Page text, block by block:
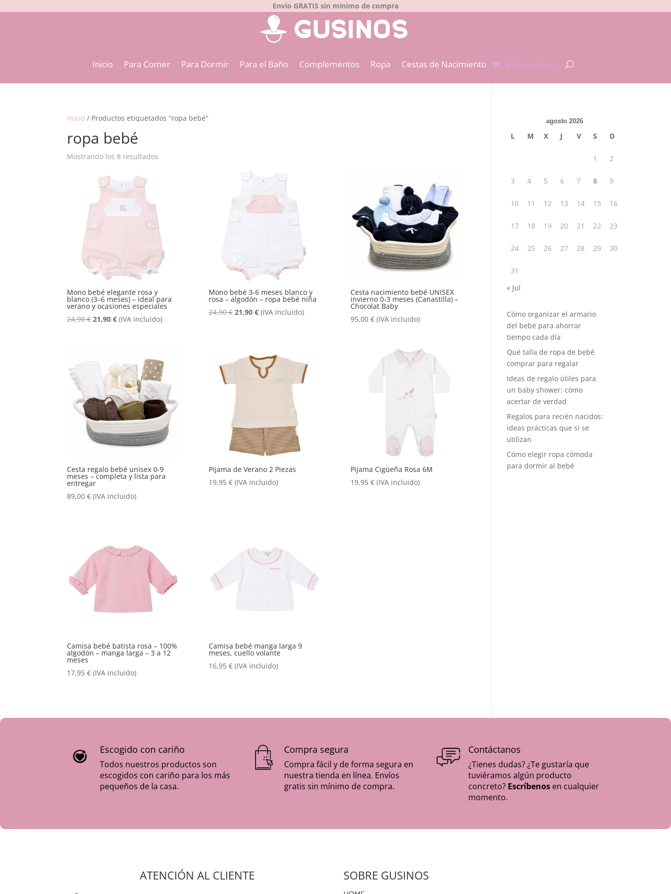
Envío GRATIS sin mínimo de compra
Inicio Para Comer Para Dormir Para el Baño Complementos Ropa Cestas de Nacimiento 0 elementos
Inicio / Productos etiquetados “ropa bebé”
ropa bebé
Mostrando los 8 resultados
Mono bebé elegante rosa y
blanco (3–6 meses) – ideal para
verano y ocasiones especiales
24,90€El
24,90 €.
21,90€El
21,90 €.
(IVA incluido)
Mono bebé 3-6 meses blanco y
rosa – algodón – ropa bebé niña
24,90€ El
24,90 €.
21,90 €El
21,90 €.
(IVA incluido)
Cesta nacimiento bebé UNISEX
invierno 0-3 meses (Canastilla) –
Chocolat Baby
95,00 € (IVA incluido)
Cesta regalo bebé unisex 0-9
meses – completa y lista para
entregar
89,00€ (IVA incluido)
Pijama de Verano 2 Piezas
19,95 € (IVA incluido)
Pijama Cigüeña Rosa 6M
19,95 € (IVA incluido)
Camisa bebé batista rosa – 100%
algodón – manga larga – 3 a 12
meses
17,95€ (IVA incluido)
Camisa bebé manga larga 9
meses, cuello volante
16,95 € (IVA incluido)
agosto 2026
L M X J V S D
1 2
3 4 5 6 7 8 9
10 11 12 13 14 15 16
17 18 19 20 21 22 23
24 25 26 27 28 29 30
31
« Jul
Cómo organizar el armario
del bebé para ahorrar
tiempo cada día
Qué talla de ropa de bebé
comprar para regalar
Ideas de regalo útiles para
un baby shower: cómo
acertar de verdad
Regalos para recién nacidos:
ideas prácticas que sí se
utilizan
Cómo elegir ropa cómoda
para dormir al bebé
Escogido con cariño
Todos nuestros productos son
escogidos con cariño para los más
pequeños de la casa.
Compra segura
Compra fácil y de forma segura en
nuestra tienda en línea. Envíos
gratis sin mínimo de compra.
Contáctanos
¿Tienes dudas? ¿Te gustaría que
tuviéramos algún producto
concreto? Escríbenos en cualquier
momento.
ATENCIÓN AL CLIENTE
SOBRE GUSINOS